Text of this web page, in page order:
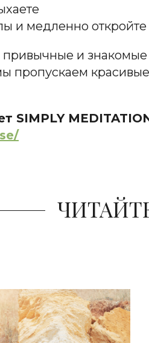
и медленно откройте
привычные и
пропускаем